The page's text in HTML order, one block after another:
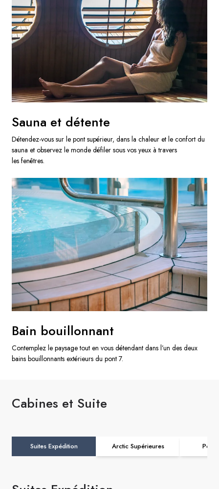
Sauna et détente
Détendez-vous sur le pont supérieur, dans la chaleur et le confort du
sauna et observez le monde défiler sous vos yeux à travers
les fenêtres.
Bain bouillonnant
Contemplez le paysage tout en vous détendant dans l’un des deux
bains bouillonnants extérieurs du pont 7.
Cabines et Suite
Suites Expédition Arctic Supérieures